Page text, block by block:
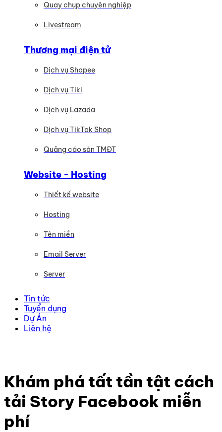
Quay chụp chuyên nghiệp
Livestream
Thương mại điện tử
Dịch vụ Shopee
Dịch vụ Tiki
Dịch vụ Lazada
Dịch vụ TikTok Shop
Quảng cáo sàn TMĐT
Website - Hosting
Thiết kế website
Hosting
Tên miền
Email Server
Server
Tin tức
Tuyển dụng
Dự Án
Liên hệ
Khám phá tất tần tật cách
tải Story Facebook miễn
phí